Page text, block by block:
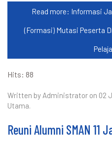
Read more: Informasi
(Formasi) Mutasi Peserta
Hits: 88
Written by Administrator on 02
Utama.
Reuni Alumni SMAN